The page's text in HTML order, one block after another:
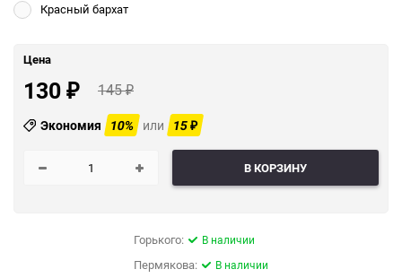
Красный бархат
Цена
130 ₽ 145₽
Экономия 10% или 15₽
В КОРЗИНУ
Горького: В наличии
Пермякова: В наличии